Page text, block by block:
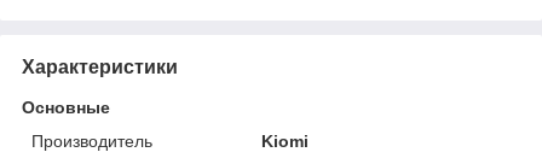
Характеристики
Основные
Производитель
Kiomi